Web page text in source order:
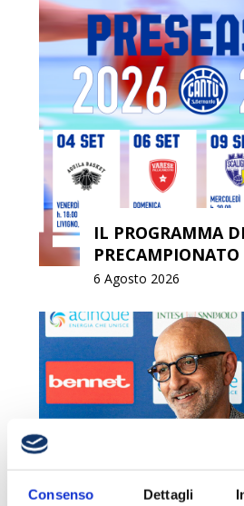
Consenso Dettagli
IL PROGRAMMA
PRECAMPIONATO
6 Agosto 2026
VITUCCI: «DIFFICILE
PRIORI SE UN